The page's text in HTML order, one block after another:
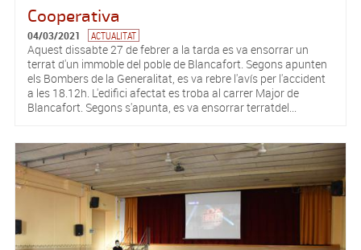
Cooperativa
04/03/2021 ACTUALITAT
Aquest dissabte 27 de febrer a la tarda es va ensorrar un
terrat d'un immoble del poble de Blancafort. Segons apunten
els Bombers de la Generalitat, es va rebre l'avís per l'accident
a les 18.12h. L'edifici afectat es troba al carrer Major de
Blancafort. Segons s'apunta, es va ensorrar terratdel...